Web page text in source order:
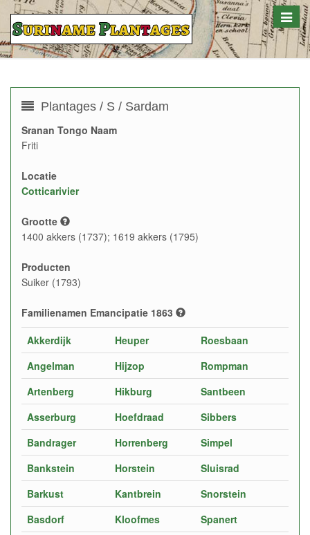
Toggle
Plantages / S / Sardam
Sranan Tongo Naam
Friti
Locatie
Cotticarivier
Grootte
1400 akkers (1737); 1619 akkers (1795)
Producten
Suiker (1793)
Familienamen Emancipatie 1863
Akkerdijk
Angelman
Artenberg
Asserburg
Bandrager
Bankstein
Barkust
Basdorf
Heuper
Hijzop
Hikburg
Hoefdraad
Horrenberg
Horstein
Kantbrein
Kloofmes
Roesbaan
Rompman
Santbeen
Sibbers
Simpel
Sluisrad
Snorstein
Spanert